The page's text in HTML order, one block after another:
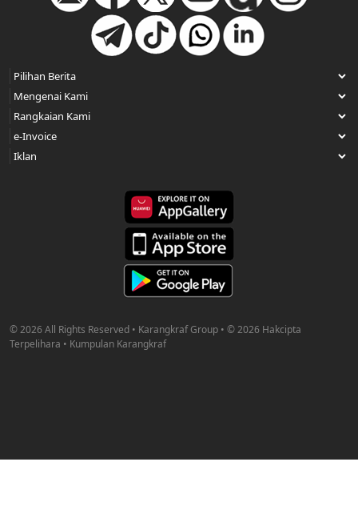
© 2026 All Rights Reserved • Karangkraf Group • © 2026 Hakcipta
Terpelihara • Kumpulan Karangkraf